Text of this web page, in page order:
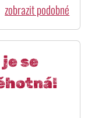
zobrazit podobné
se